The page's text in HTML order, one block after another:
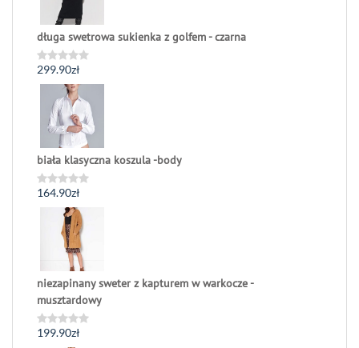
długa swetrowa sukienka z golfem - czarna
Oceniono
0
299.90zł
biała klasyczna koszula -body
Oceniono
164.90zł
niezapinany sweter z kapturem w warkocze -
musztardowy
Oceniono
199.90zł